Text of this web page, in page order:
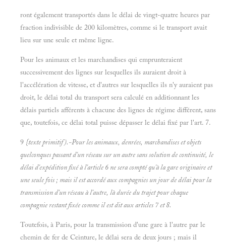
ront également transportés dans le délai de vingt-quatre heures par
fraction indivisible de 200 kilomètres, comme si le transport avait
lieu sur une seule et même ligne.
Pour les animaux et les marchandises qui emprunteraient
successivement des lignes sur lesquelles ils auraient droit à
l'accélération de vitesse, et d'autres sur lesquelles ils n'y auraient pas
droit, le délai total du transport sera calculé en additionnant les
délais partiels afférents à chacune des lignes de régime différent, sans
que, toutefois, ce délai total puisse dépasser le délai fixé par l'art. 7.
9 {texte primitif).-Pour les animaux, denrées, marchandises et objets
quelconques passant d'un réseau sur un autre sans solution de continuité, le
délai d'expédition fixé à l'article 6 ne sera compté qu'à la gare originaire et
une seule fois ; mais il est accordé aux compagnies un jour de délai pour la
transmission d'un réseau à l'autre, là durée du trajet pour chaque
compagnie restant fixée comme il est dit aux articles 7 et 8.
Toutefois, à Paris, pour la transmission d'une gare à l'autre par le
chemin de fer de Ceinture, le délai sera de deux jours ; mais il